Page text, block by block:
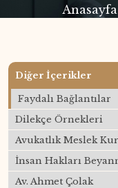
Anasayfa
Diğer İçerikler
Faydalı Bağlantılar
Dilekçe Örnekleri
Avukatlık Meslek
İnsan Hakları
Av. Ahmet Çolak